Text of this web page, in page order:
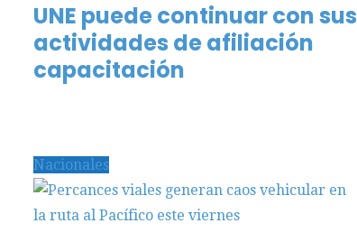
UNE puede continuar con sus
actividades de afiliación
capacitación
Nacionales